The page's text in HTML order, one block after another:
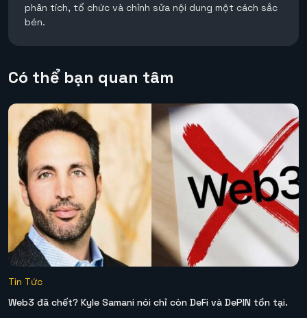
phân tích, tổ chức và chỉnh sửa nội dung một cách sắc
bén.
Có thể bạn quan tâm
Tin Tức
Web3 đã chết? Kyle Samani nói chỉ còn DeFi và DePIN tồn tại.